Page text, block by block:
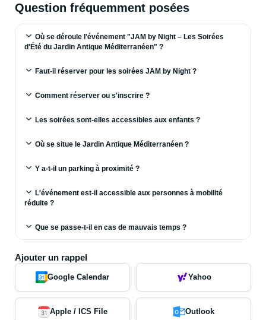
Question fréquemment posées
Où se déroule l'événement "JAM by Night – Les Soirées
d'Été du Jardin Antique Méditerranéen" ?
Faut-il réserver pour les soirées JAM by Night ?
Comment réserver ou s'inscrire ?
Les soirées sont-elles accessibles aux enfants ?
Où se situe le Jardin Antique Méditerranéen ?
Y a-t-il un parking à proximité ?
L'événement est-il accessible aux personnes à mobilité
réduite ?
Que se passe-t-il en cas de mauvais temps ?
Ajouter un rappel
Google Calendar Yahoo
Apple / ICS File Outlook